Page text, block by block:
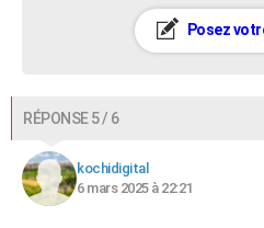
Posez
RÉPONSE 5 / 6
kochidigital
6 mars 2025 à 22:21